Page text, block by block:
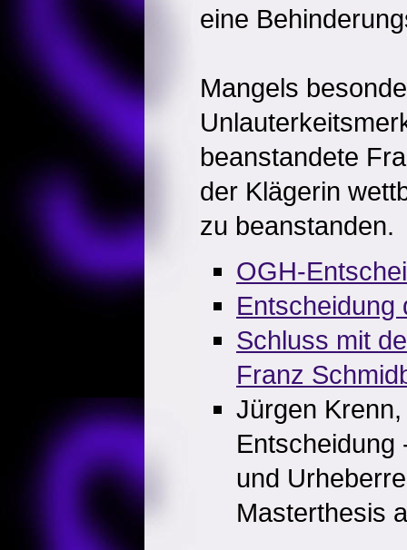
eine
Mangels
beanstandete
der Klägerin
zu beanstanden.
OGH-
Entscheidung
Schluss mit
Franz
Jürgen
Entscheidung
und
Masterthesis